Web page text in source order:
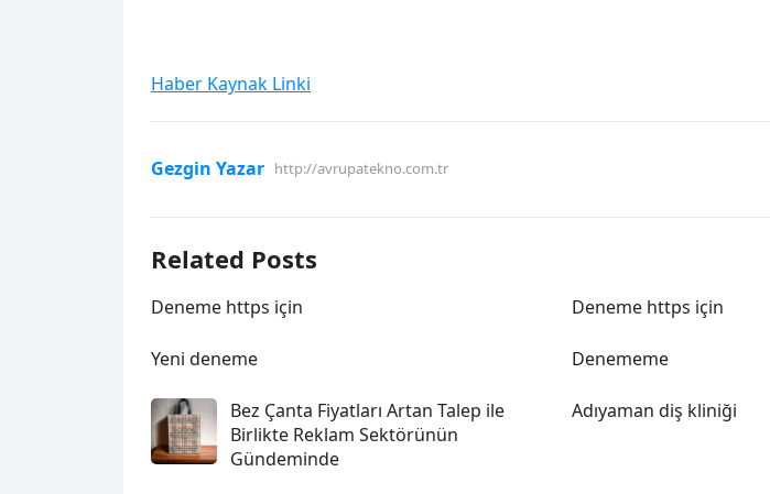
Haber Kaynak Linki
Gezgin Yazar http://avrupatekno.com.tr
Related Posts
Deneme https için Deneme https için
Yeni deneme Denememe
Bez Çanta Fiyatları Artan Talep ile
Birlikte Reklam Sektörünün
Gündeminde
Adıyaman diş kliniği